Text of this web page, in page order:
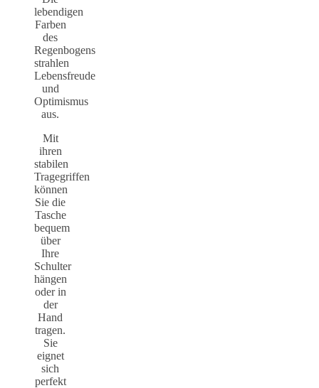
lebendigen
Farben
des
Regenbogens
strahlen
Lebensfreude
und
Optimismus
aus.
Mit
ihren
stabilen
Tragegriffen
können
Sie die
Tasche
bequem
über
Ihre
Schulter
hängen
oder in
der
Hand
tragen.
Sie
eignet
sich
perfekt